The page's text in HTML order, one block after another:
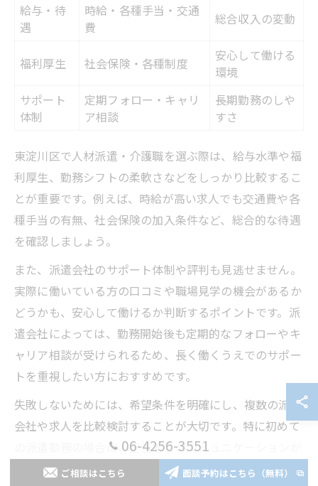
給与・待
遇
時給・各種手当・交通
費
総合収入の変動
福利厚生 社会保険・各種制度
安心して働ける
環境
サポート
体制
定期フォロー・キャリ
ア相談
長期勤務のしや
すさ
東淀川区で人材派遣・介護職を選ぶ際は、給与水準や福
利厚生、勤務シフトの柔軟さなどをしっかり比較するこ
とが重要です。例えば、時給が高い求人でも交通費や各
種手当の有無、社会保険の加入条件など、総合的な待遇
を確認しましょう。
また、派遣会社のサポート体制や評判も見逃せません。
実際に働いている方の口コミや職場見学の機会があるか
どうかも、安心して働けるか判断するポイントです。派
遣会社によっては、勤務開始後も定期的なフォローやキ
ャリア相談が受けられるため、長く働くうえでのサポー
トを重視したい方におすすめです。
失敗しないためには、希望条件を明確にし、複数の派遣
会社や求人を比較検討することが大切です。特に初めて
の派遣勤務の場合は、担当者とのコミュニケーションが
取りやすい会社を選ぶと、トラブル時にも安心です。
06-4256-3551
ご相談はこちら 面談予約はこちら（無料）